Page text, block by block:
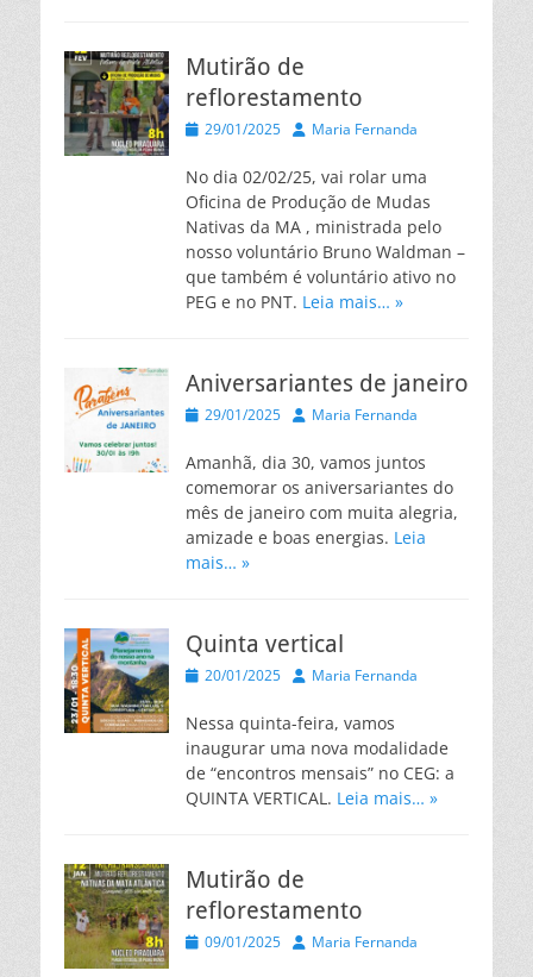
Mutirão de
reflorestamento
Posted
29/01/2025 AutorMaria Fernanda
No dia 02/02/25, vai rolar uma
Oficina de Produção de Mudas
Nativas da MA , ministrada pelo
nosso voluntário Bruno Waldman –
que também é voluntário ativo no
PEG e no PNT. Leia mais… »
Aniversariantes de janeiro
Posted
29/01/2025 AutorMaria Fernanda
Amanhã, dia 30, vamos juntos
comemorar os aniversariantes do
mês de janeiro com muita alegria,
amizade e boas energias. Leia
mais… »
Quinta vertical
Posted
20/01/2025 AutorMaria Fernanda
Nessa quinta-feira, vamos
inaugurar uma nova modalidade
de “encontros mensais” no CEG: a
QUINTA VERTICAL. Leia mais… »
Mutirão de
reflorestamento
Posted
09/01/2025 AutorMaria Fernanda